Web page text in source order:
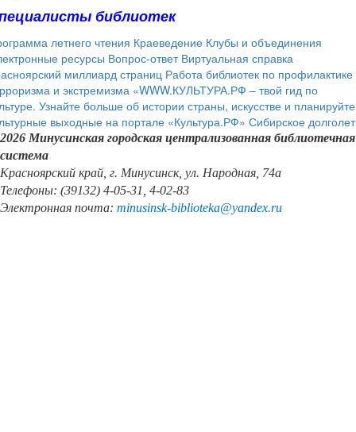
библиотек
летнего чтения Краеведение Клубы и объединения
ресурсы Вопрос-ответ Виртуальная справка
миллиард страниц Работа библиотек по профилактике
и экстремизма «WWW.КУЛЬТУРА.РФ – твой гид по
Узнайте больше об истории страны, искусстве и планируйте
выходные на портале «Культура.РФ» Сибирское
2026 Минусинская городская централизованная библиотечная
система
Красноярский край, г. Минусинск, ул. Народная, 74а
Телефоны: (39132) 4-05-31, 4-02-83
Электронная почта: minusinsk-biblioteka@yandex.ru